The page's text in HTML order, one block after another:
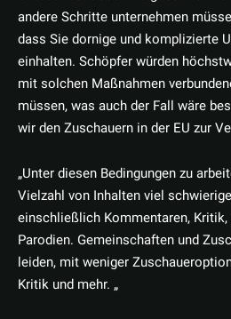
andere Schritte unternehmen
dass Sie dornige und komplizierte
einhalten. Schöpfer würden
mit solchen Maßnahmen
müssen, was auch der Fall wäre
wir den Zuschauern in der EU zur
„Unter diesen Bedingungen zu
Vielzahl von Inhalten viel
einschließlich Kommentaren, Kritik,
Parodien. Gemeinschaften und
leiden, mit weniger
Kritik und mehr. „